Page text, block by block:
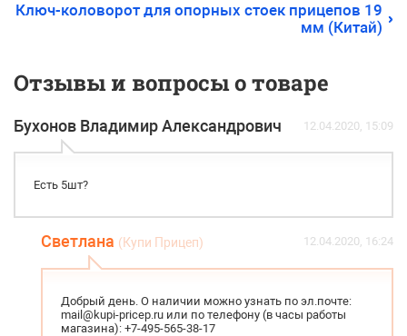
Ключ-коловорот для опорных стоек прицепов 19
мм (Китай)
Отзывы и вопросы о товаре
Бухонов Владимир Александрович 12.04.2020, 15:09
Есть 5шт?
Светлана (Купи Прицеп) 12.04.2020, 16:24
Добрый день. О наличии можно узнать по эл.почте:
mail@kupi-pricep.ru или по телефону (в часы работы
магазина): +7-495-565-38-17